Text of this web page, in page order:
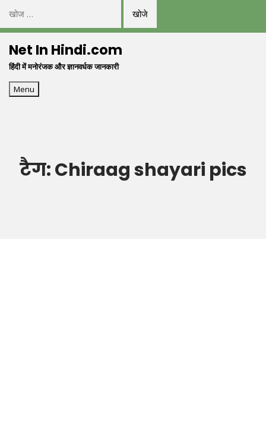
निम्न
को
खोजें:Net In Hindi.com
हिंदी में मनोरंजक और ज्ञानवर्धक जानकारी
Menu
टैग:Chiraag shayari pics